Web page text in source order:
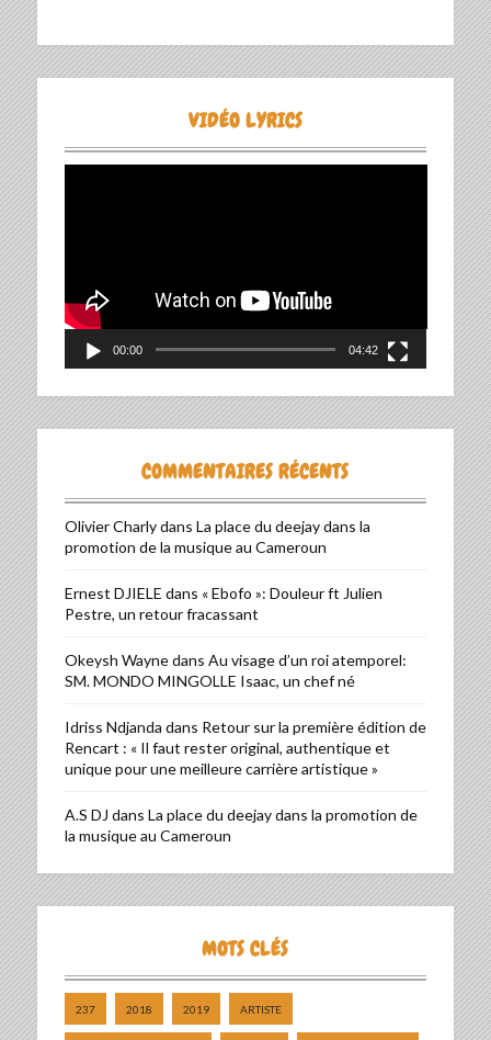
VIDÉO LYRICS
00:00 04:42
COMMENTAIRES RÉCENTS
Olivier Charlydans La place du deejay dans la
promotion de la musique au Cameroun
Ernest DJIELE dans « Ebofo »: Douleur ft Julien
Pestre, un retour fracassant
Okeysh Waynedans Au visage d’un roi atemporel:
SM. MONDO MINGOLLE Isaac, un chef né
Idriss Ndjanda dans Retour sur la première édition de
Rencart : « Il faut rester original, authentique et
unique pour une meilleure carrière artistique »
A.S DJ dans La place du deejay dans la promotion de
la musique au Cameroun
MOTS CLÉS
237 2018 2019 ARTISTE